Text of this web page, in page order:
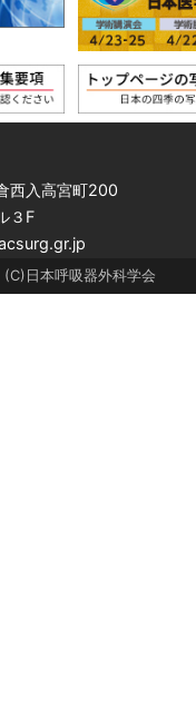
西入高宮町200
３F
(C)日本呼吸器外科学会